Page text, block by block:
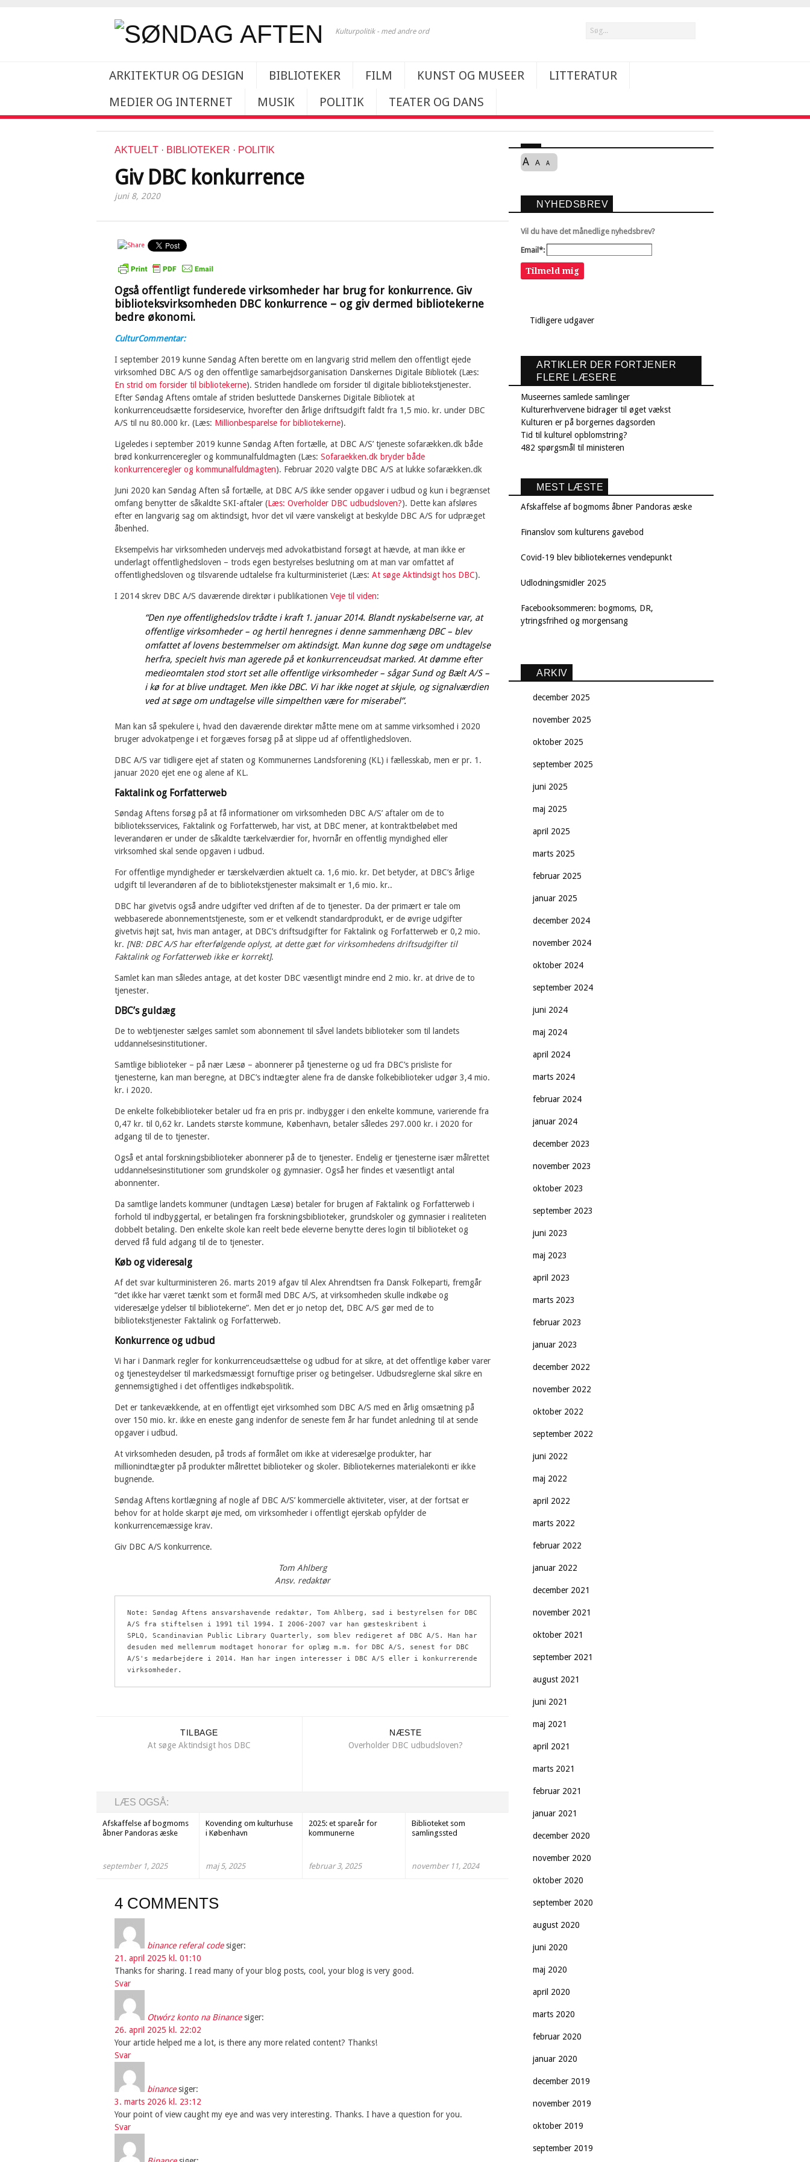
Kulturpolitik - med andre ord
ARKITEKTUR OG DESIGN BIBLIOTEKER FILM KUNST OG MUSEER
LITTERATUR
MEDIER OG INTERNET
MUSIK POLITIK TEATER OG DANS
AKTUELT · BIBLIOTEKER · POLITIK
Giv DBC konkurrence
juni 8, 2020
Også offentligt funderede virksomheder har brug for konkurrence. Giv
biblioteksvirksomheden DBC konkurrence – og giv dermed bibliotekerne
bedre økonomi.
CulturCommentar:
I september 2019 kunne Søndag Aften berette om en langvarig strid mellem den offentligt ejede
virksomhed DBC A/S og den offentlige samarbejdsorganisation Danskernes Digitale Bibliotek (Læs:
En strid om forsider til bibliotekerne). Striden handlede om forsider til digitale bibliotekstjenester.
Efter Søndag Aftens omtale af striden besluttede Danskernes Digitale Bibliotek at
konkurrenceudsætte forsideservice, hvorefter den årlige driftsudgift faldt fra 1,5 mio. kr. under DBC
A/S til nu 80.000 kr. (Læs: Millionbesparelse for bibliotekerne).
Ligeledes i september 2019 kunne Søndag Aften fortælle, at DBC A/S’ tjeneste sofarækken.dk både
brød konkurrenceregler og kommunalfuldmagten (Læs: Sofaraekken.dk bryder både
konkurrenceregler og kommunalfuldmagten). Februar 2020 valgte DBC A/S at lukke sofarækken.dk
Juni 2020 kan Søndag Aften så fortælle, at DBC A/S ikke sender opgaver i udbud og kun i begrænset
omfang benytter de såkaldte SKI-aftaler (Læs: Overholder DBC udbudsloven?). Dette kan afsløres
efter en langvarig sag om aktindsigt, hvor det vil være vanskeligt at beskylde DBC A/S for udpræget
åbenhed.
Eksempelvis har virksomheden undervejs med advokatbistand forsøgt at hævde, at man ikke er
underlagt offentlighedsloven – trods egen bestyrelses beslutning om at man var omfattet af
offentlighedsloven og tilsvarende udtalelse fra kulturministeriet (Læs: At søge Aktindsigt hos DBC).
I 2014 skrev DBC A/S daværende direktør i publikationen Veje til viden:
“Den nye offentlighedslov trådte i kraft 1. januar 2014. Blandt nyskabelserne var, at
offentlige virksomheder – og hertil henregnes i denne sammenhæng DBC – blev
omfattet af lovens bestemmelser om aktindsigt. Man kunne dog søge om undtagelse
herfra, specielt hvis man agerede på et konkurrenceudsat marked. At dømme efter
medieomtalen stod stort set alle offentlige virksomheder – sågar Sund og Bælt A/S –
i kø for at blive undtaget. Men ikke DBC. Vi har ikke noget at skjule, og signalværdien
ved at søge om undtagelse ville simpelthen være for miserabel”.
Man kan så spekulere i, hvad den daværende direktør måtte mene om at samme virksomhed i 2020
bruger advokatpenge i et forgæves forsøg på at slippe ud af offentlighedsloven.
DBC A/S var tidligere ejet af staten og Kommunernes Landsforening (KL) i fællesskab, men er pr. 1.
januar 2020 ejet ene og alene af KL.
Faktalink og Forfatterweb
Søndag Aftens forsøg på at få informationer om virksomheden DBC A/S’ aftaler om de to
biblioteksservices, Faktalink og Forfatterweb, har vist, at DBC mener, at kontraktbeløbet med
leverandøren er under de såkaldte tærkelværdier for, hvornår en offentlig myndighed eller
virksomhed skal sende opgaven i udbud.
For offentlige myndigheder er tærskelværdien aktuelt ca. 1,6 mio. kr. Det betyder, at DBC’s årlige
udgift til leverandøren af de to bibliotekstjenester maksimalt er 1,6 mio. kr..
DBC har givetvis også andre udgifter ved driften af de to tjenester. Da der primært er tale om
webbaserede abonnementstjeneste, som er et velkendt standardprodukt, er de øvrige udgifter
givetvis højt sat, hvis man antager, at DBC’s driftsudgifter for Faktalink og Forfatterweb er 0,2 mio.
kr. [NB: DBC A/S har efterfølgende oplyst, at dette gæt for virksomhedens driftsudgifter til
Faktalink og Forfatterweb ikke er korrekt].
Samlet kan man således antage, at det koster DBC væsentligt mindre end 2 mio. kr. at drive de to
tjenester.
DBC’s guldæg
De to webtjenester sælges samlet som abonnement til såvel landets biblioteker som til landets
uddannelsesinstitutioner.
Samtlige biblioteker – på nær Læsø – abonnerer på tjenesterne og ud fra DBC’s prisliste for
tjenesterne, kan man beregne, at DBC’s indtægter alene fra de danske folkebiblioteker udgør 3,4 mio.
kr. i 2020.
De enkelte folkebiblioteker betaler ud fra en pris pr. indbygger i den enkelte kommune, varierende fra
0,47 kr. til 0,62 kr. Landets største kommune, København, betaler således 297.000 kr. i 2020 for
adgang til de to tjenester.
Også et antal forskningsbiblioteker abonnerer på de to tjenester. Endelig er tjenesterne især målrettet
uddannelsesinstitutioner som grundskoler og gymnasier. Også her findes et væsentligt antal
abonnenter.
Da samtlige landets kommuner (undtagen Læsø) betaler for brugen af Faktalink og Forfatterweb i
forhold til indbyggertal, er betalingen fra forskningsbiblioteker, grundskoler og gymnasier i realiteten
dobbelt betaling. Den enkelte skole kan reelt bede eleverne benytte deres login til biblioteket og
derved få fuld adgang til de to tjenester.
Køb og videresalg
Af det svar kulturministeren 26. marts 2019 afgav til Alex Ahrendtsen fra Dansk Folkeparti, fremgår
“det ikke har været tænkt som et formål med DBC A/S, at virksomheden skulle indkøbe og
videresælge ydelser til bibliotekerne”. Men det er jo netop det, DBC A/S gør med de to
bibliotekstjenester Faktalink og Forfatterweb.
Konkurrence og udbud
Vi har i Danmark regler for konkurrenceudsættelse og udbud for at sikre, at det offentlige køber varer
og tjenesteydelser til markedsmæssigt fornuftige priser og betingelser. Udbudsreglerne skal sikre en
gennemsigtighed i det offentliges indkøbspolitik.
Det er tankevækkende, at en offentligt ejet virksomhed som DBC A/S med en årlig omsætning på
over 150 mio. kr. ikke en eneste gang indenfor de seneste fem år har fundet anledning til at sende
opgaver i udbud.
At virksomheden desuden, på trods af formålet om ikke at videresælge produkter, har
millionindtægter på produkter målrettet biblioteker og skoler. Bibliotekernes materialekonti er ikke
bugnende.
Søndag Aftens kortlægning af nogle af DBC A/S’ kommercielle aktiviteter, viser, at der fortsat er
behov for at holde skarpt øje med, om virksomheder i offentligt ejerskab opfylder de
konkurrencemæssige krav.
Giv DBC A/S konkurrence.
Tom Ahlberg
Ansv. redaktør
Note: Søndag Aftens ansvarshavende redaktør, Tom Ahlberg, sad i bestyrelsen for DBC
A/S fra stiftelsen i 1991 til 1994. I 2006-2007 var han gæsteskribent i
SPLQ, Scandinavian Public Library Quarterly, som blev redigeret af DBC A/S. Han har
desuden med mellemrum modtaget honorar for oplæg m.m. for DBC A/S, senest for DBC
A/S's medarbejdere i 2014. Han har ingen interesser i DBC A/S eller i konkurrerende
virksomheder.
TILBAGE
At søge Aktindsigt hos DBC
NÆSTE
Overholder DBC udbudsloven?
LÆS OGSÅ:
Afskaffelse af bogmoms
åbner Pandoras æske
september 1, 2025
Kovending om kulturhuse
i København
maj 5, 2025
2025: et spareår for
kommunerne
februar 3, 2025
Biblioteket som
samlingssted
november 11, 2024
4 COMMENTS
binance referal code siger:
21. april 2025 kl. 01:10
Thanks for sharing. I read many of your blog posts, cool, your blog is very good.
Svar
Otwórz konto na Binance siger:
26. april 2025 kl. 22:02
Your article helped me a lot, is there any more related content? Thanks!
Svar
binance siger:
3. marts 2026 kl. 23:12
Your point of view caught my eye and was very interesting. Thanks. I have a question for you.
Svar
A A A
NYHEDSBREV
Vil du have det månedlige nyhedsbrev?
Email*:
Tilmeld mig
Tidligere udgaver
ARTIKLER DER FORTJENER
FLERE LÆSERE
Museernes samlede samlinger
Kulturerhvervene bidrager til øget vækst
Kulturen er på borgernes dagsorden
Tid til kulturel opblomstring?
482 spørgsmål til ministeren
MEST LÆSTE
Afskaffelse af bogmoms åbner Pandoras æske
Finanslov som kulturens gavebod
Covid-19 blev bibliotekernes vendepunkt
Udlodningsmidler 2025
Facebooksommeren: bogmoms, DR,
ytringsfrihed og morgensang
ARKIV
december 2025
november 2025
oktober 2025
september 2025
juni 2025
maj 2025
april 2025
marts 2025
februar 2025
januar 2025
december 2024
november 2024
oktober 2024
september 2024
juni 2024
maj 2024
april 2024
marts 2024
februar 2024
januar 2024
december 2023
november 2023
oktober 2023
september 2023
juni 2023
maj 2023
april 2023
marts 2023
februar 2023
januar 2023
december 2022
november 2022
oktober 2022
september 2022
juni 2022
maj 2022
april 2022
marts 2022
februar 2022
januar 2022
december 2021
november 2021
oktober 2021
september 2021
august 2021
juni 2021
maj 2021
april 2021
marts 2021
februar 2021
januar 2021
december 2020
november 2020
oktober 2020
september 2020
august 2020
juni 2020
maj 2020
april 2020
marts 2020
februar 2020
januar 2020
december 2019
november 2019
oktober 2019
september 2019